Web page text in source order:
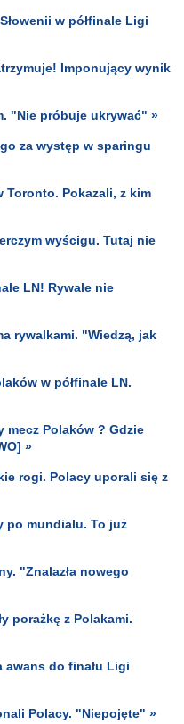
w półfinale Ligi
Imponujący wynik
"Nie próbuje ukrywać" »
za występ w sparingu
Toronto. Pokazali, z kim
wyścigu. Tutaj nie
LN! Rywale nie
rywalkami. "Wiedzą, jak
w półfinale LN.
mecz Polaków ? Gdzie
»
rogi. Polacy uporali się z
po mundialu. To już
"Znalazła nowego
porażkę z Polakami.
awans do finału Ligi
Polacy. "Niepojęte" »